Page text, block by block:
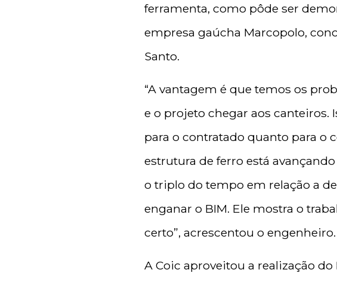
ferramenta, como pôde ser
empresa gaúcha Marcopolo,
Santo.
“A vantagem é que temos os
e o projeto chegar aos canteiros.
para o contratado quanto para o
estrutura de ferro está
o triplo do tempo em relação a
enganar o BIM. Ele mostra o
certo”, acrescentou o engenheiro.
A Coic aproveitou a realização